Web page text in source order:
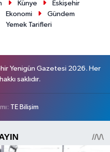
Künye
Eskişehir
Ekonomi
Gündem
Yemek Tarifleri
Yenigün Gazetesi 2026. Her
hakkı saklıdır.
TE Bilişim